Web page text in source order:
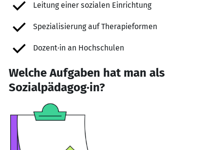
Leitung einer sozialen Einrichtung
Spezialisierung auf Therapieformen
Dozent·in an Hochschulen
Welche Aufgaben hat man als
Sozialpädagog·in?